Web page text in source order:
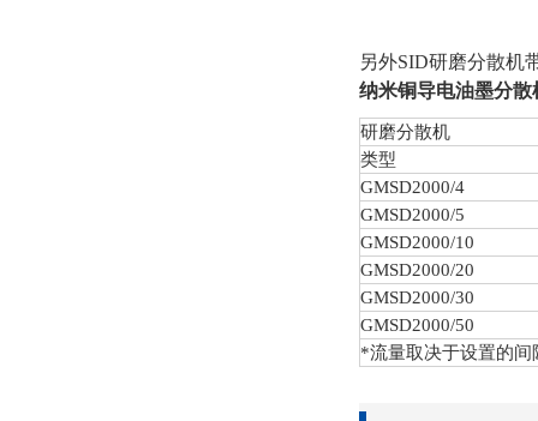
另外SID研磨分散机
纳米铜导电油墨分
研磨分散机
类型
GMSD2000/4
GMSD2000/5
GMSD2000/10
GMSD2000/20
GMSD2000/30
GMSD2000/50
*流量取决于设置的间